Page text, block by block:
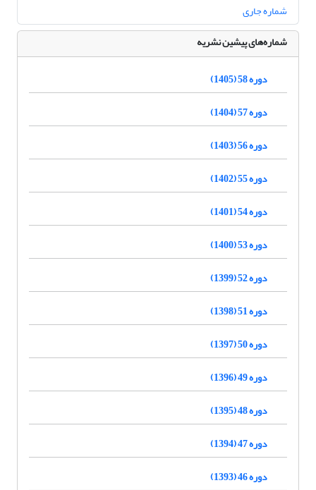
شماره جاری
شماره‌های پیشین نشریه
دوره 58 (1405)
دوره 57 (1404)
دوره 56 (1403)
دوره 55 (1402)
دوره 54 (1401)
دوره 53 (1400)
دوره 52 (1399)
دوره 51 (1398)
دوره 50 (1397)
دوره 49 (1396)
دوره 48 (1395)
دوره 47 (1394)
دوره 46 (1393)